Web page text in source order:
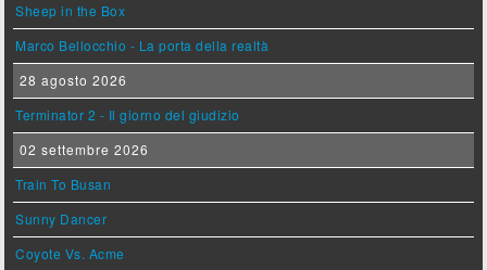
Sheep in the Box
Marco Bellocchio - La porta della realtà
28 agosto 2026
Terminator 2 - Il giorno del giudizio
02 settembre 2026
Train To Busan
Sunny Dancer
Coyote Vs. Acme